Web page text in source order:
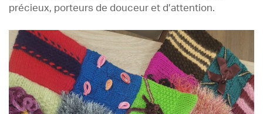
précieux, porteurs de douceur et d’attention.